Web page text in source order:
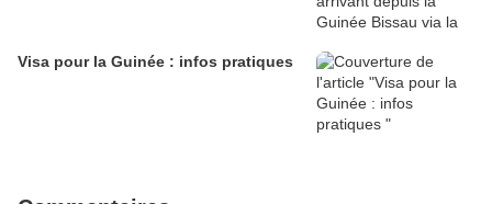
Visa pour la Guinée : infos pratiques